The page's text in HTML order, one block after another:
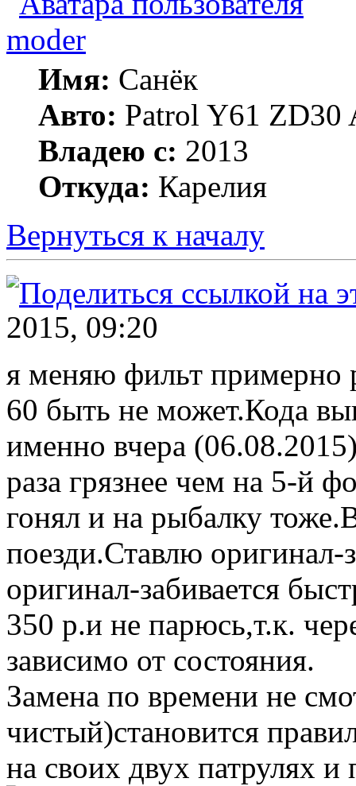
moder
Имя: Санёк
Авто: Patrol Y61 ZD30
Владею с: 2013
Откуда: Карелия
Вернуться к началу
2015, 09:20
я меняю фильт примерно
60 быть не может.Кода
именно вчера
раза грязнее чем на 5-й
гонял и на рыбалку
поезди.Ставлю оригинал-
оригинал-забивается
350 р.и не парюсь,т.к.
зависимо от состояния.
Замена по времени не
чистый)становится
на своих двух патрулях